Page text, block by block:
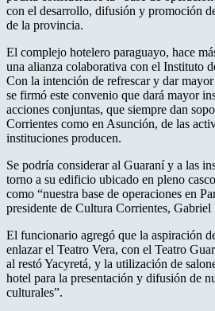
con el desarrollo, difusión y promoción
de la provincia.
El complejo hotelero paraguayo, hace
una alianza colaborativa con el Instituto
Con la intención de refrescar y dar
se firmó este convenio que dará mayor
acciones conjuntas, que siempre dan
Corrientes como en Asunción, de las
instituciones producen.
Se podría considerar al Guaraní y a las
torno a su edificio ubicado en pleno
como “nuestra base de operaciones en
presidente de Cultura Corrientes, Gabriel
El funcionario agregó que la aspiración
enlazar el Teatro Vera, con el Teatro
al restó Yacyretá, y la utilización de
hotel para la presentación y difusión de
culturales”.